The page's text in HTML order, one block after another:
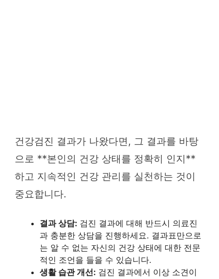
건강검진 결과가 나왔다면, 그 결과를 바탕
으로 **본인의 건강 상태를 정확히 인지**
하고 지속적인 건강 관리를 실천하는 것이
중요합니다.
결과 상담: 검진 결과에 대해 반드시 의료진
과 충분한 상담을 진행하세요. 결과표만으로
는 알 수 없는 자신의 건강 상태에 대한 전문
적인 조언을 들을 수 있습니다.
생활 습관 개선: 검진 결과에서 이상 소견이